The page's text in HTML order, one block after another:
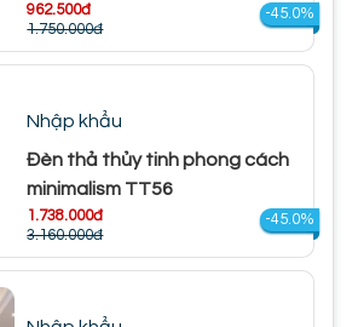
962.500đ
1.750.000đ
-45.0%
Nhập khẩu
Đèn thả thủy tinh phong cách
minimalism TT56
1.738.000đ
3.160.000đ
-45.0%